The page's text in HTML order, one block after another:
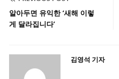
알아두면 유익한 ‘새해 이렇
게 달라집니다’
김영석 기자